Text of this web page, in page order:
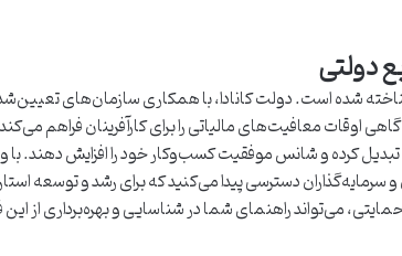
دولتی
شده است. دولت کانادا، با همکاری سازمان‌های
اوقات معافیت‌های مالیاتی را برای کارآفرینان فراهم
کرده و شانس موفقیت کسب‌وکار خود را افزایش دهند. با
دسترسی پیدا می‌کنید که برای رشد و توسعه
می‌تواند راهنمای شما در شناسایی و بهره‌برداری از